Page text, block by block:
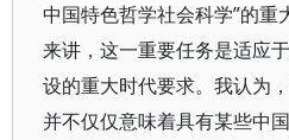
中国特色哲学社会科学”的重
来讲，这一重要任务是适应
设的重大时代要求。我认为
并不仅仅意味着具有某些中